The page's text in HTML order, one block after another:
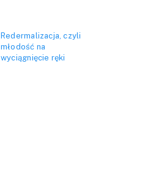
Redermalizacja, czyli
młodość na
wyciągnięcie ręki